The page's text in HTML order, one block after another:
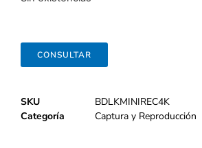
CONSULTAR
SKU
BDLKMINIREC4K
Categoría
Captura y Reproducción